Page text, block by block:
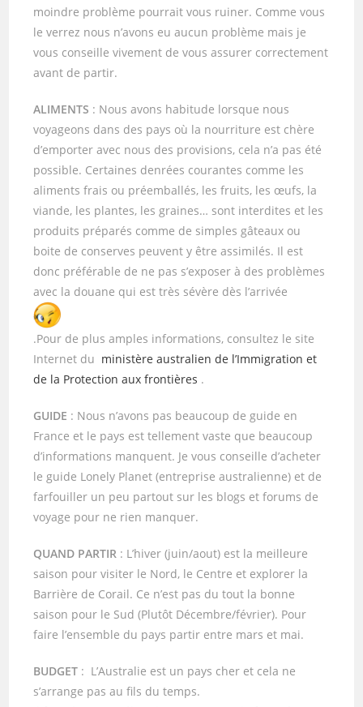
moindre problème pourrait vous ruiner. Comme vous
le verrez nous n’avons eu aucun problème mais je
vous conseille vivement de vous assurer correctement
avant de partir.
ALIMENTS : Nous avons habitude lorsque nous
voyageons dans des pays où la nourriture est chère
d’emporter avec nous des provisions, cela n’a pas été
possible. Certaines denrées courantes comme les
aliments frais ou préemballés, les fruits, les œufs, la
viande, les plantes, les graines… sont interdites et les
produits préparés comme de simples gâteaux ou
boite de conserves peuvent y être assimilés. Il est
donc préférable de ne pas s’exposer à des problèmes
avec la douane qui est très sévère dès l’arrivée
.Pour de plus amples informations, consultez le site
Internet du ministère australien de l’Immigration et
de la Protection aux frontières .
GUIDE : Nous n’avons pas beaucoup de guide en
France et le pays est tellement vaste que beaucoup
d’informations manquent. Je vous conseille d’acheter
le guide Lonely Planet (entreprise australienne) et de
farfouiller un peu partout sur les blogs et forums de
voyage pour ne rien manquer.
QUAND PARTIR : L’hiver (juin/aout) est la meilleure
saison pour visiter le Nord, le Centre et explorer la
Barrière de Corail. Ce n’est pas du tout la bonne
saison pour le Sud (Plutôt Décembre/février). Pour
faire l’ensemble du pays partir entre mars et mai.
BUDGET : L’Australie est un pays cher et cela ne
s’arrange pas au fils du temps.